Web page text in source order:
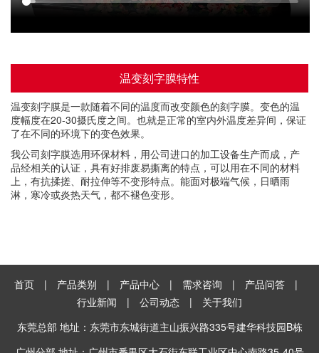
温变刻字膜特性
温变刻字膜是一款随着不同的温度而改变颜色的刻字膜。变色的温
度幅度在20-30摄氏度之间。也就是正常的室内外温度差异间，保证
了在不同的环境下的变色效果。
我公司刻字膜选用环保材料，用公司进口的加工设备生产而成，产
品经相关的认证，具有好排废易撕离的特点，可以用在不同的材料
上，有抗揉搓、耐拉伸等不变形特点。能面对极端气候，日晒雨
淋，寒冷或炎热天气，都不褪色变形。
首页 | 产品类别 | 产品中心 | 需求咨询 | 产品问答
|
行业新闻
| 公司动态 |
关于我们
东莞总部 地址：东莞市东城街道主山振兴路335号建华科技园B栋